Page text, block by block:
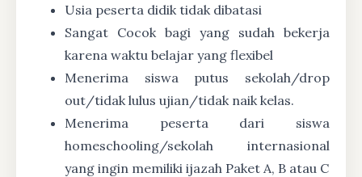
Usia peserta didik tidak dibatasi
Sangat Cocok bagi yang sudah bekerja
karena waktu belajar yang flexibel
Menerima siswa putus sekolah/drop
out/tidak lulus ujian/tidak naik kelas.
Menerima peserta dari siswa
homeschooling/sekolah internasional
yang ingin memiliki ijazah Paket A, B atau C